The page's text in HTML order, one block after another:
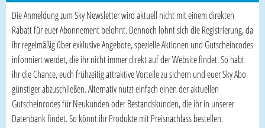
Die Anmeldung zum Sky Newsletter wird aktuell nicht mit einem direkten
Rabatt für euer Abonnement belohnt. Dennoch lohnt sich die Registrierung, da
ihr regelmäßig über exklusive Angebote, spezielle Aktionen und Gutscheincodes
informiert werdet, die ihr nicht immer direkt auf der Website findet. So habt
ihr die Chance, euch frühzeitig attraktive Vorteile zu sichern und euer Sky Abo
günstiger abzuschließen. Alternativ nutzt einfach einen der aktuellen
Gutscheincodes für Neukunden oder Bestandskunden, die ihr in unserer
Datenbank findet. So könnt ihr Produkte mit Preisnachlass bestellen.